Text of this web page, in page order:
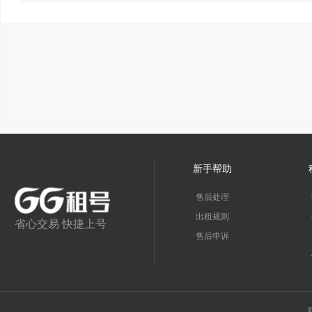
省心交易 快捷上号
新手帮助
售后处理
出租规则
售后申诉